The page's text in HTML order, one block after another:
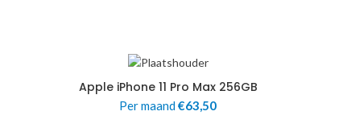
Apple iPhone 11 Pro Max 256GB
Per maand€63,50